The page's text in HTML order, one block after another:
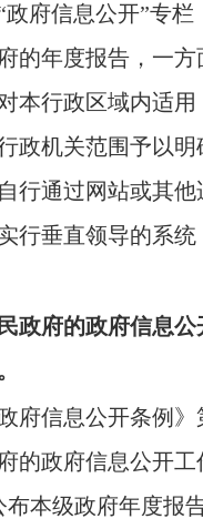
府信息公开”专栏
的年度报告，一
本行政区域内适
政机关范围予以
行通过网站或其
行垂直领导的系
政府的政府信息
府信息公开条例
的政府信息公开
布本级政府年度报